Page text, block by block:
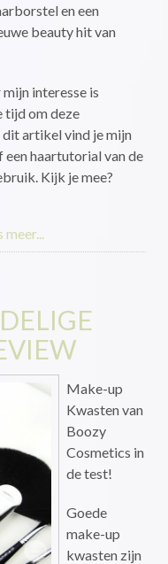
en een
beauty hit van
interesse is
tijd om deze
artikel vind je mijn
haartutorial van de
Kijk je mee?
meer...
Make-up
Kwasten van
Boozy
Cosmetics in
de test!
Goede
make-up
kwasten zijn